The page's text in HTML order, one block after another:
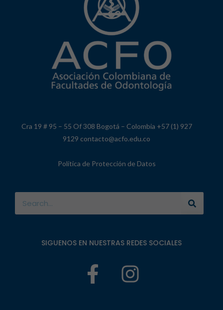
Cra 19 # 95 – 55 Of 308 Bogotá – Colombia +57 (1) 927
9129 contacto@acfo.edu.co
Política de Protección de Datos
SIGUENOS EN NUESTRAS REDES SOCIALES